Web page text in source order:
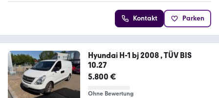
Kontakt Parken
Hyundai H-1 bj 2008 , TÜV BIS
10.27
5.800 €
Ohne Bewertung